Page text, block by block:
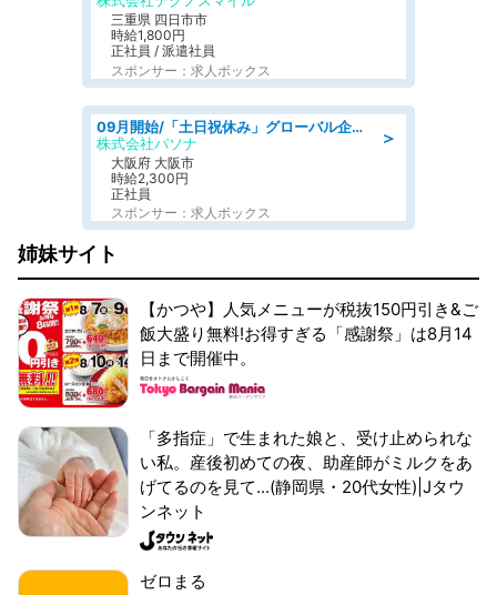
三重県 四日市市
時給1,800円
正社員 / 派遣社員
スポンサー：求人ボックス
＞
09月開始/「土日祝休み」グローバル企業での産業保健のお仕事/保健師/高時給/残業なし/服装自由
株式会社パソナ
大阪府 大阪市
時給2,300円
正社員
スポンサー：求人ボックス
姉妹サイト
【かつや】人気メニューが税抜150円引き&ご
飯大盛り無料!お得すぎる「感謝祭」は8月14
日まで開催中。
「多指症」で生まれた娘と、受け止められな
い私。産後初めての夜、助産師がミルクをあ
げてるのを見て...(静岡県・20代女性)|Jタウ
ンネット
ゼロまる